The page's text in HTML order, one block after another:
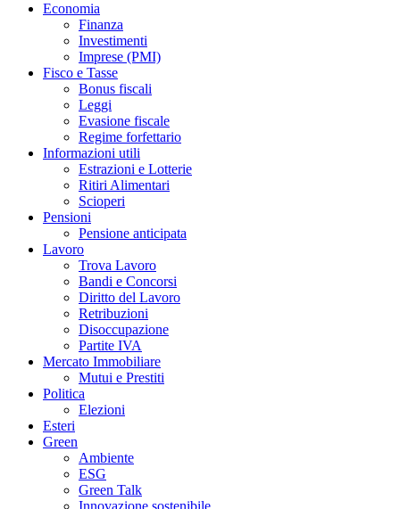
Economia
Finanza
Investimenti
Imprese (PMI)
Fisco e Tasse
Bonus fiscali
Leggi
Evasione fiscale
Regime forfettario
Informazioni utili
Estrazioni e Lotterie
Ritiri Alimentari
Scioperi
Pensioni
Pensione anticipata
Lavoro
Trova Lavoro
Bandi e Concorsi
Diritto del Lavoro
Retribuzioni
Disoccupazione
Partite IVA
Mercato Immobiliare
Mutui e Prestiti
Politica
Elezioni
Esteri
Green
Ambiente
ESG
Green Talk